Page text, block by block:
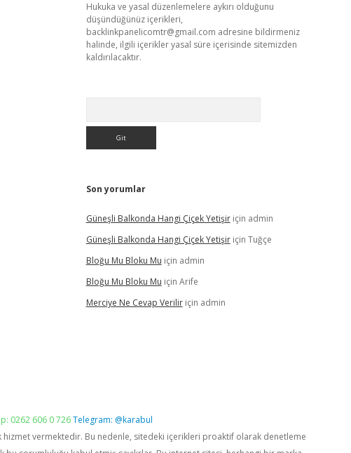
Hukuka ve yasal düzenlemelere aykırı olduğunu
düşündüğünüz içerikleri,
backlinkpanelicomtr@gmail.com adresine bildirmeniz
halinde, ilgili içerikler yasal süre içerisinde sitemizden
kaldırılacaktır.
Son yorumlar
Güneşli Balkonda Hangi Çiçek Yetişiriçin admin
Güneşli Balkonda Hangi Çiçek Yetişiriçin Tuğçe
Bloğu Mu Bloku Mu için admin
Bloğu Mu Bloku Mu için Arife
Merciye Ne Cevap Veriliriçin admin
0262 606 0 726Telegram: @karabul
hizmet vermektedir. Bu nedenle, sitedeki içerikleri proaktif olarak denetleme